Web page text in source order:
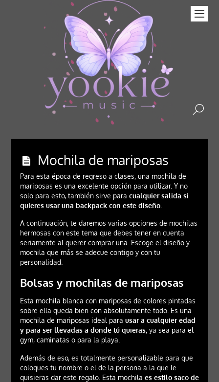
Mochila de mariposas
Para esta época de regreso a clases, una mochila de
mariposas es una excelente opción para utilizar. Y no
solo para esto, también sirve para cualquier salida si
quieres usar una backpack con este diseño.
A continuación, te daremos varias opciones de mochilas
hermosas con este tema que debes tener en cuenta
seriamente al querer comprar una. Escoge el diseño y
mochila que más se adecue contigo y con tu
personalidad.
Bolsas y mochilas de mariposas
Esta mochila blanca con mariposas de colores pintadas
sobre ella queda bien con absolutamente todo. Es una
mochila de mariposas ideal para usar a cualquier edad
y para ser llevadas a donde tú quieras, ya sea para el
gym, caminatas o para la playa.
Además de eso, es totalmente personalizable para que
coloques tu nombre o el de la persona a la que le
quisieras dar este regalo. Esta mochila es estilo saco de